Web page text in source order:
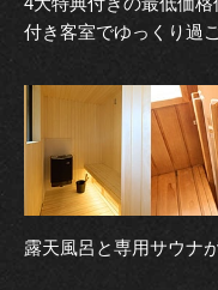
付き客室でゆっくり過
露天風呂と専用サウナ